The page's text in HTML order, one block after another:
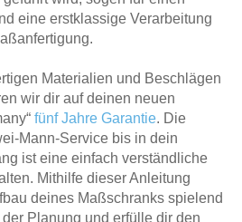
eine erstklassige Verarbeitung
Materialien und Beschlägen
wir dir auf deinen neuen
fünf Jahre Garantie. Die
Mann-Service bis in dein
ist eine einfach verständliche
Mithilfe dieser Anleitung
deines Maßschranks spielend
Planung und erfülle dir den